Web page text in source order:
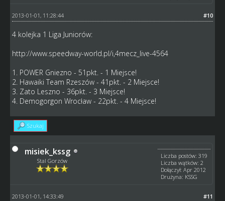
#10
2013-01-01, 11:28:44
4 kolejka 1 Liga Juniorów:
http://www.speedway-world.pl/i,4mecz_live-4564
1. POWER Gniezno - 51pkt. - 1 Miejsce!
2. Hawaiki Team Rzeszów - 41pkt. - 2 Miejsce!
3. Zato Leszno - 36pkt. - 3 Miejsce!
4. Demogorgon Wrocław - 22pkt. - 4 Miejsce!
Szukaj
misiek_kssg
Stal Gorzów
Liczba postów: 319
Liczba wątków: 2
Dołączył: Apr 2012
Drużyna: KSSG
#11
2013-01-01, 14:33:49